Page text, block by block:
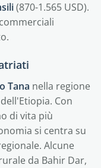
(870-1.565 USD).
Tana nella regione
Con
di vita più
si centra su
Alcune
da Bahir Dar,